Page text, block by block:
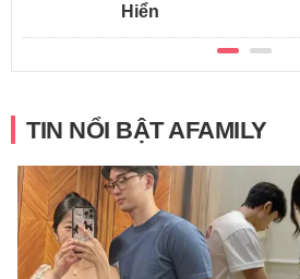
Hiển
TIN NỔI BẬT AFAMILY